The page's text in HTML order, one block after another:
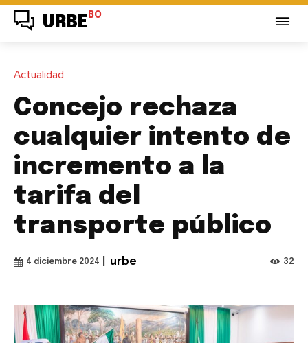
URBE BO
Actualidad
Concejo rechaza
cualquier intento de
incremento a la
tarifa del
transporte público
4 diciembre 2024 urbe 32